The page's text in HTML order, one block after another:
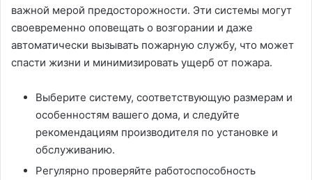
важной мерой предосторожности. Эти системы могут
своевременно оповещать о возгорании и даже
автоматически вызывать пожарную службу, что может
спасти жизни и минимизировать ущерб от пожара.
Выберите систему, соответствующую размерам и
особенностям вашего дома, и следуйте
рекомендациям производителя по установке и
обслуживанию.
Регулярно проверяйте работоспособность